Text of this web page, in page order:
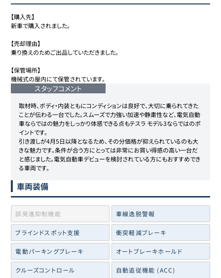
【購入先】
新車で購入されました。
【売却理由】
乗り換えのためご出品していただきました。
【保管場所】
機械式の屋内にて保管されています。
スタッフコメント
取材時、ボディ・内装ともにコンディションは良好で、大切に乗られてきた
ことが伝わる一台でした。スムーズで力強い加速や静粛性など、電気自動
車ならではの魅力をしっかり体感できる点もテスラ モデル3ならではのポ
イントです。
引き渡しが4月5日以降となるため、その分価格が抑えられているのも大
きな魅力です。条件が合う方にとっては非常にお買い得感の高い一台だ
と感じました。電気自動車デビューを検討されている方にもおすすめでき
る車両です。
車両装備
誤発進抑制機能 車線逸脱警報
ブラインドスポット支援 衝突軽減ブレーキ
電動パーキングブレーキ オートブレーキホールド
クルーズコントロール 自動追従機能 (ACC)